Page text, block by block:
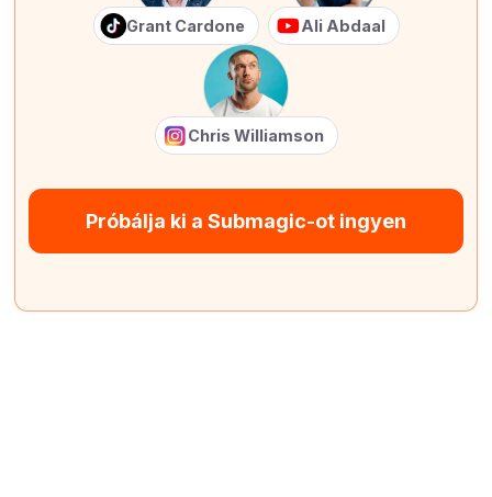
Grant Cardone Ali Abdaal
Chris Williamson
Próbálja ki a Submagic-ot ingyen